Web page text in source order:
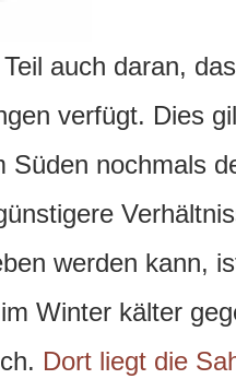
auch daran,
verfügt. Dies
Süden nochmals
werden kann,
Winter kälter
Dort liegt die